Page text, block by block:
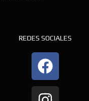
REDES SOCIALES
F
a
c
I
n
s
Y
o
u